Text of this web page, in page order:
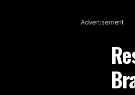
Advertisement